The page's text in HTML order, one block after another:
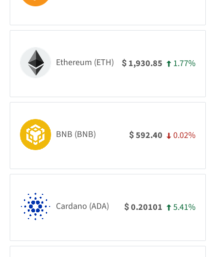
Ethereum (ETH) $ 1,930.85 1.77%
BNB (BNB) $592.40 0.02%
Cardano (ADA) $0.20101 5.41%